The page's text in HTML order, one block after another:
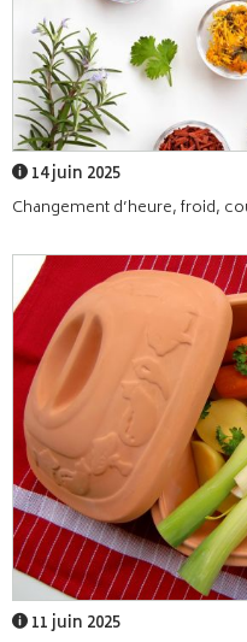
14 juin 2025
Changement d’heure, froid,
11 juin 2025